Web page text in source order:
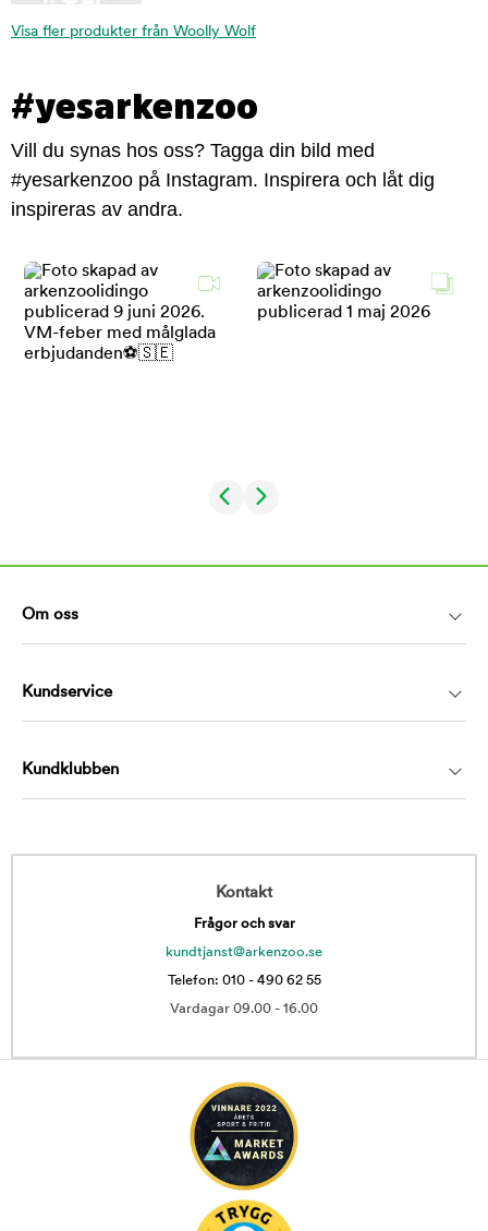
Visa fler produkter från Woolly Wolf
#yesarkenzoo
Vill du synas hos oss? Tagga din bild med
#yesarkenzoo på Instagram. Inspirera och låt dig
inspireras av andra.
Om oss
Kundservice
Kundklubben
Kontakt
Frågor och svar
kundtjanst@arkenzoo.se
Telefon: 010 - 490 62 55
Vardagar 09.00 - 16.00